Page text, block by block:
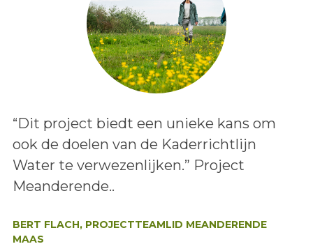
Lees het bericht:
“Dit project biedt een unieke kans om
ook de doelen van de Kaderrichtlijn
Water te verwezenlijken.” Project
Meanderende..
BERT FLACH, PROJECTTEAMLID MEANDERENDE
MAAS